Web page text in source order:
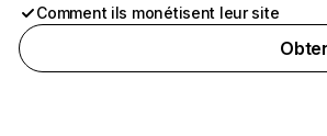
Comment ils monétisent leur site